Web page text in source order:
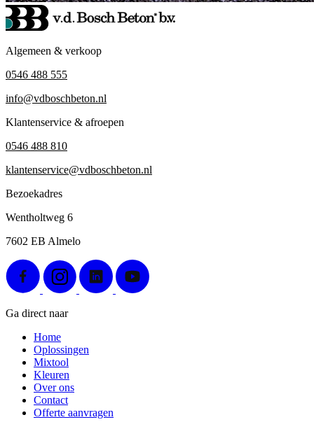
Algemeen & verkoop
0546 488 555
info@vdboschbeton.nl
Klantenservice & afroepen
0546 488 810
klantenservice@vdboschbeton.nl
Bezoekadres
Wentholtweg 6
7602 EB Almelo
Ga direct naar
Home
Oplossingen
Mixtool
Kleuren
Over ons
Contact
Offerte aanvragen